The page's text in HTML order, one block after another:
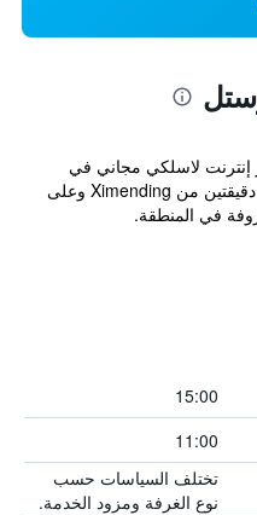
إنترنت لاسلكي مجاني في
الأماكن العامة. على بعد مجرد مسافة دقيقتين من Ximending وعلى
في المنطقة.
15:00
11:00
تختلف السياسات حسب
نوع الغرفة ومزود الخدمة.